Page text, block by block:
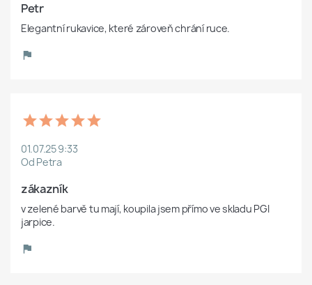
Petr
Elegantní rukavice, které zároveň chrání ruce.
01.07.25 9:33
Od Petra
zákazník
v zelené barvě tu mají, koupila jsem přímo ve skladu PGI
jarpice.